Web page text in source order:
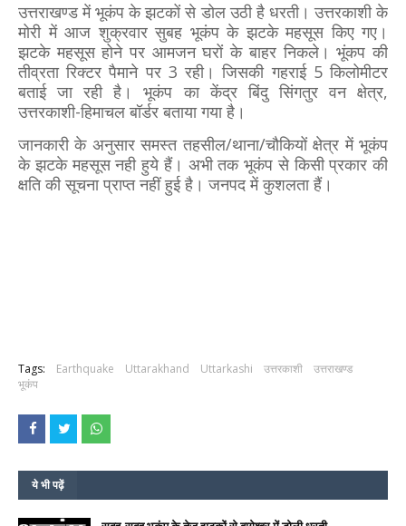
उत्तराखण्ड में भूकंप के झटकों से डोल उठी है धरती। उत्तरकाशी के
मोरी में आज शुक्रवार सुबह भूकंप के झटके महसूस किए गए।
झटके महसूस होने पर आमजन घरों के बाहर निकले। भूंकप की
तीव्रता रिक्टर पैमाने पर 3 रही। जिसकी गहराई 5 किलोमीटर
बताई जा रही है। भूकंप का केंद्र बिंदु सिंगतुर वन क्षेत्र,
उत्तरकाशी-हिमाचल बॉर्डर बताया गया है।
जानकारी के अनुसार समस्त तहसील/थाना/चौकियों क्षेत्र में भूकंप
के झटके महसूस नही हुये हैं। अभी तक भूकंप से किसी प्रकार की
क्षति की सूचना प्राप्त नहीं हुई है। जनपद में कुशलता हैं।
Tags: Earthquake Uttarakhand Uttarkashi उत्तरकाशी
उत्तराखण्ड
भूकंप
ये भी पढ़ें